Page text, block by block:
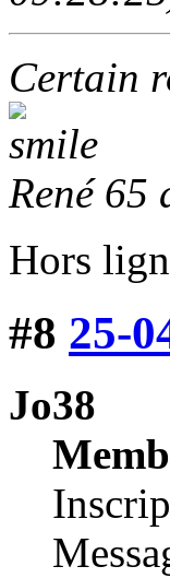
Certain
René 65
Hors
#8 25-
Jo38